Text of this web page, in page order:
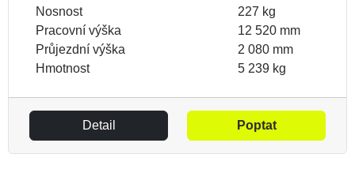
Nosnost
227 kg
Pracovní výška
12 520 mm
Průjezdní výška
2 080 mm
Hmotnost
5 239 kg
Detail Poptat